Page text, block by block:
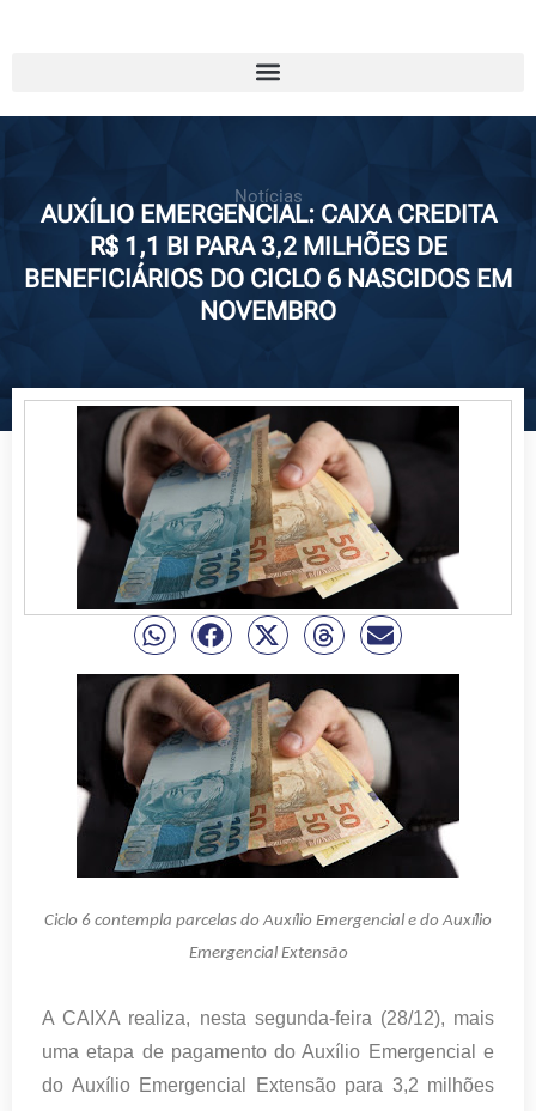
Notícias
AUXÍLIO EMERGENCIAL: CAIXA CREDITA
R$ 1,1 BI PARA 3,2 MILHÕES DE
BENEFICIÁRIOS DO CICLO 6 NASCIDOS EM
NOVEMBRO
Ciclo 6 contempla parcelas do Auxílio Emergencial e do Auxílio
Emergencial Extensão
A CAIXA realiza, nesta segunda-feira (28/12), mais
uma etapa de pagamento do Auxílio Emergencial e
do Auxílio Emergencial Extensão para 3,2 milhões